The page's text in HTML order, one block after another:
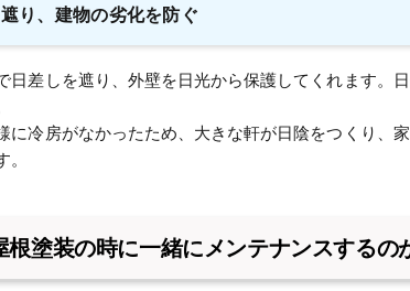
り、建物の劣化を防ぐ
日差しを遮り、外壁を日光から保護してくれます。
に冷房がなかったため、大きな軒が日陰をつくり、
根塗装の時に一緒にメンテナンスするの